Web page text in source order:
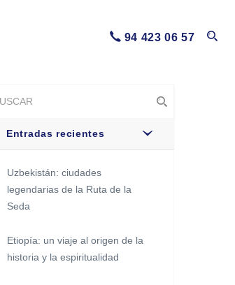
94 423 06 57
Entradas recientes
Uzbekistán: ciudades
legendarias de la Ruta de la
Seda
Etiopía: un viaje al origen de la
historia y la espiritualidad